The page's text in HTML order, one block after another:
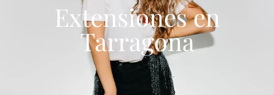
Extensiones en
Tarragona